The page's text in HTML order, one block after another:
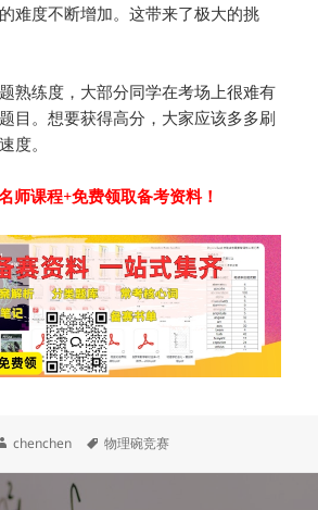
难度不断增加。这带来了极大的挑
熟练度，大部分同学在考场上很难有
目。想要获得高分，大家应该多多刷
度。
师课程+免费领取备考资料！
作
chenchen
标
物理碗竞赛